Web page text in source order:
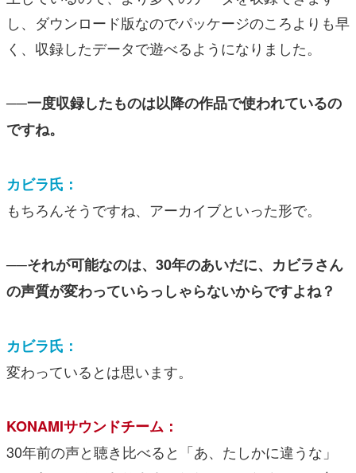
し、ダウンロード版なのでパッケージのころよりも早
く、収録したデータで遊べるようになりました。
──一度収録したものは以降の作品で使われているの
ですね。
カビラ氏：
もちろんそうですね、アーカイブといった形で。
──それが可能なのは、30年のあいだに、カビラさん
の声質が変わっていらっしゃらないからですよね？
カビラ氏：
変わっているとは思います。
KONAMIサウンドチーム：
30年前の声と聴き比べると「あ、たしかに違うな」